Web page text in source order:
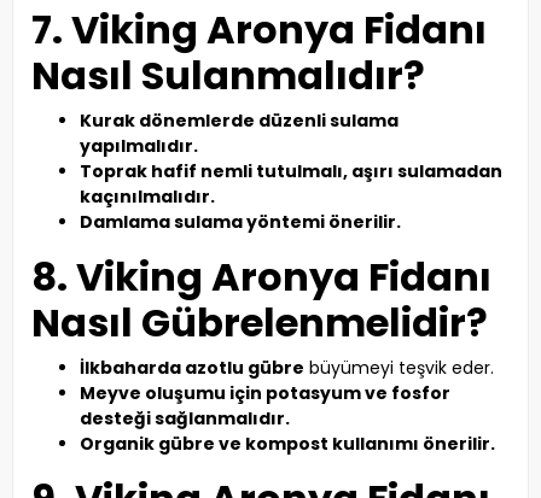
7. Viking Aronya Fidanı
Nasıl Sulanmalıdır?
Kurak dönemlerde düzenli sulama
yapılmalıdır.
Toprak hafif nemli tutulmalı, aşırı sulamadan
kaçınılmalıdır.
Damlama sulama yöntemi önerilir.
8. Viking Aronya Fidanı
Nasıl Gübrelenmelidir?
İlkbaharda azotlu gübre büyümeyi teşvik eder.
Meyve oluşumu için potasyum ve fosfor
desteği sağlanmalıdır.
Organik gübre ve kompost kullanımı önerilir.